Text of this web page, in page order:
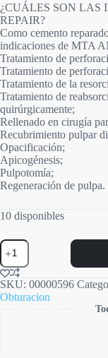
¿CUÁLES SON LAS
REPAIR?
Como cemento
indicaciones de MTA
Tratamiento de
Tratamiento de
Tratamiento de la
Tratamiento de
quirúrgicamente;
Rellenado en cirugía
Recubrimiento pulpar
Opacificación;
Apicogénesis;
Pulpotomía;
Regeneración de pulpa.
10 disponibles
BIO-
C
Reparir
cantidad
SKU: 00000596
Obturacion